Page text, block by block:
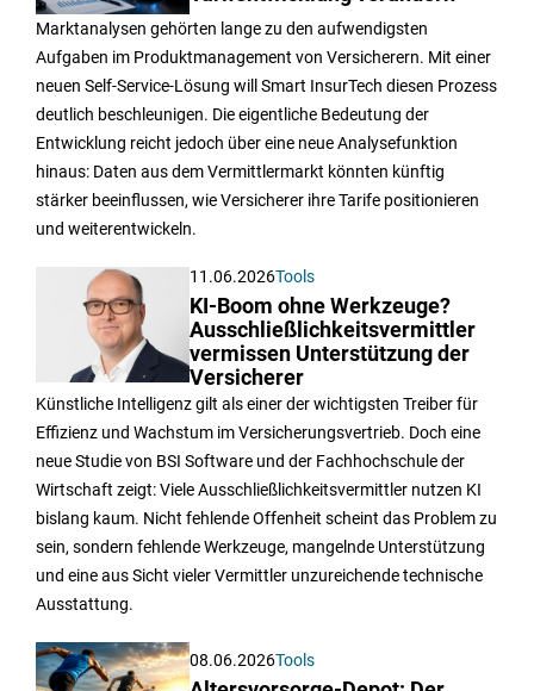
Marktanalysen gehörten lange zu den aufwendigsten
Aufgaben im Produktmanagement von Versicherern. Mit einer
neuen Self-Service-Lösung will Smart InsurTech diesen Prozess
deutlich beschleunigen. Die eigentliche Bedeutung der
Entwicklung reicht jedoch über eine neue Analysefunktion
hinaus: Daten aus dem Vermittlermarkt könnten künftig
stärker beeinflussen, wie Versicherer ihre Tarife positionieren
und weiterentwickeln.
11.06.2026Tools
KI-Boom ohne Werkzeuge?
Ausschließlichkeitsvermittler
vermissen Unterstützung der
Versicherer
Künstliche Intelligenz gilt als einer der wichtigsten Treiber für
Effizienz und Wachstum im Versicherungsvertrieb. Doch eine
neue Studie von BSI Software und der Fachhochschule der
Wirtschaft zeigt: Viele Ausschließlichkeitsvermittler nutzen KI
bislang kaum. Nicht fehlende Offenheit scheint das Problem zu
sein, sondern fehlende Werkzeuge, mangelnde Unterstützung
und eine aus Sicht vieler Vermittler unzureichende technische
Ausstattung.
08.06.2026Tools